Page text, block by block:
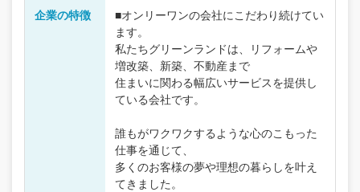
企業の特徴
■オンリーワンの会社にこだわり続けてい
ます。
私たちグリーンランドは、リフォームや
増改築、新築、不動産まで
住まいに関わる幅広いサービスを提供し
ている会社です。
誰もがワクワクするような心のこもった
仕事を通じて、
多くのお客様の夢や理想の暮らしを叶え
てきました。